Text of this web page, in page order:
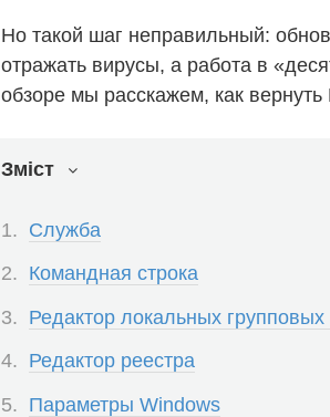
Но такой шаг неправильный:
отражать вирусы, а работа в
обзоре мы расскажем, как
Зміст
Служба
Командная строка
Редактор локальных групповых
Редактор реестра
Параметры Windows